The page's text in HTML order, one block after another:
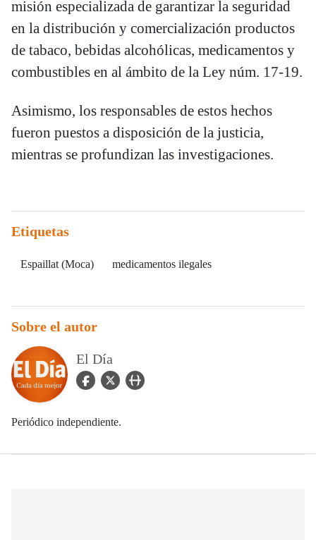
misión especializada de garantizar la seguridad
en la distribución y comercialización productos
de tabaco, bebidas alcohólicas, medicamentos y
combustibles en al ámbito de la Ley núm. 17-19.
Asimismo, los responsables de estos hechos
fueron puestos a disposición de la justicia,
mientras se profundizan las investigaciones.
Etiquetas
Espaillat (Moca) medicamentos ilegales
Sobre el autor
El Día
facebook Icon
twitter Iconuser_url Icon
Periódico independiente.